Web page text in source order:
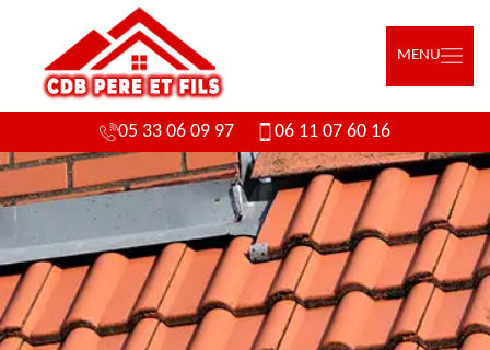
MENU
05 33 06 09 97 06 11 07 60 16